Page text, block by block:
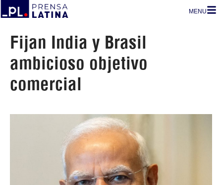
MENU
Fijan India y Brasil
ambicioso objetivo
comercial